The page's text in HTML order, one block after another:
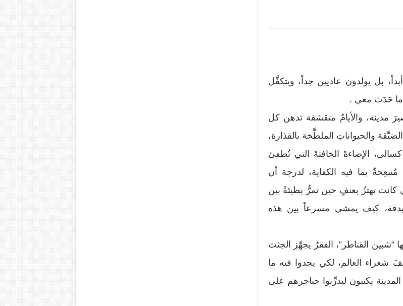
بل يولدون عاديين جداً، ويتكفَّل
ما حَدَث معي .
مدينة، والأيامُ متقشفة تدهن كل
والحيواناتِ الملطَّخة بالقذارة،
الإضاءةَ الخافتةَ التي تُطفئ
بما فيه الكفاية، لدرجة أن
كانت تهتزُ بعنفٍ حين تمرُّ بطيئةً بين
كيف يمشي مسرعاً بين هذه
القناطر”، الفقرُ يجهَّز الجثث
شعراء العالم، لكي يجدوا فيه ما
يكتبون ليدرِّبوا حناجرهم على